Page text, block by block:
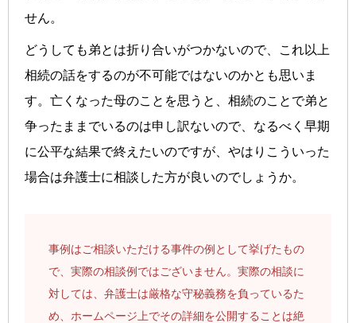
せん。
どうしても弟とは折り合いがつかないので、これ以上
相続の話をするのが不可能ではないのかとも思いま
す。亡くなった母のことを思うと、相続のことで弟と
争ったままでいるのは申し訳ないので、なるべく早期
に公平な結果で終えたいのですが、やはりこういった
場合は弁護士に相談した方が良いのでしょうか。
事例はご相談いただける事件の例として挙げたもの
で、実際の相談例ではございません。実際の相談に
対しては、弁護士は厳格な守秘義務を負っているた
め、ホームページ上でその詳細を公開することは絶